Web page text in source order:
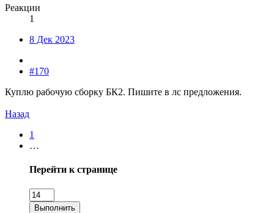
Реакции
1
8 Дек 2023
#170
Куплю рабочую сборку БК2. Пишите в лс предложения.
Назад
1
…
Перейти к странице
Выполнить